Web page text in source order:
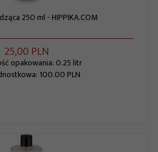
250 ml - HIPPIKA.COM
25,00 PLN
opakowania: 0.25 litr
100.00 PLN